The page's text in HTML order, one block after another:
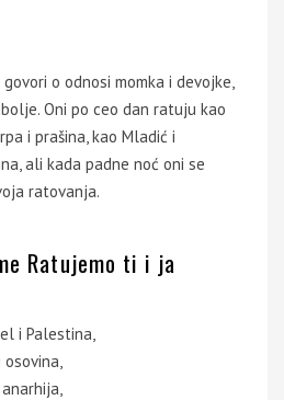
govori o odnosi momka i devojke,
Oni po ceo dan ratuju kao
i prašina, kao Mladić i
ali kada padne noć oni se
ratovanja.
Ratujemo ti i ja
i Palestina,
osovina,
anarhija,